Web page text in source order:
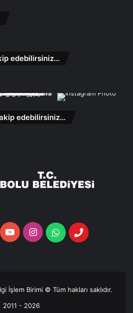
edebilirsiniz…
edebilirsiniz…
YouTubeInstagramWhatsappTelefon
İşlem Birimi © Tüm hakları saklıdır.
2011 - 2026